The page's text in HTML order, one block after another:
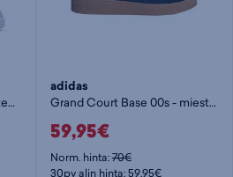
Court Vision Low M - miesten matalavartiset tennarit
adidas
Grand Court Base 00s - miesten matalavartiset tennarit
59,95€
Norm. hinta:70€
30pv alin hinta: 59,95€